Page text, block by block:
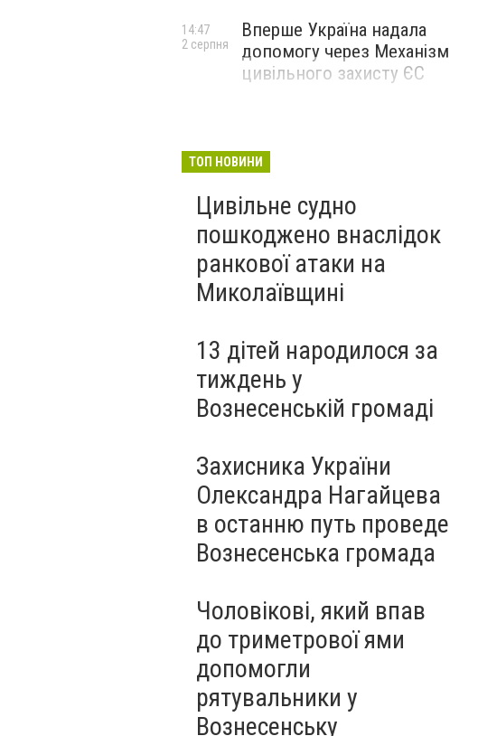
Вперше Україна надала
допомогу через Механізм
цивільного захисту ЄС
14:47
2 серпня
ТОП НОВИНИ
Цивільне судно
пошкоджено внаслідок
ранкової атаки на
Миколаївщині
13 дітей народилося за
тиждень у
Вознесенській громаді
Захисника України
Олександра Нагайцева
в останню путь проведе
Вознесенська громада
Чоловікові, який впав
до триметрової ями
допомогли
рятувальники у
Вознесенську